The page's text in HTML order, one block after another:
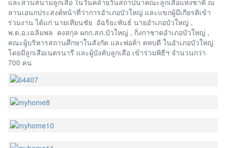
ลานเอนกประสงค์หน้าที่ว่าการอำเภอบัวใหญ่ และแขกผู้มีเกียรติเข้า
ร่วมงาน ได้แก่ นายเทียนชัย อัฉริยะพันธ์ นายอำเภอบัวใหญ่ ,
พ.ต.อ.เฉลิมพล คงสกุล ผกก.สภ.บัวใหญ่ , กิ่งกาชาดอำเภอบัวใหญ่ ,
คณะผู้บริหารสถานศึกษาในสังกัด และพ่อค้า คหบดี ในอำเภอบัวใหญ่
โดยมีลูกเสือเนตรนารี และผู้บังคับลูกเสือ เข้าร่วมพิธีฯ จำนวนกว่า
700 คน